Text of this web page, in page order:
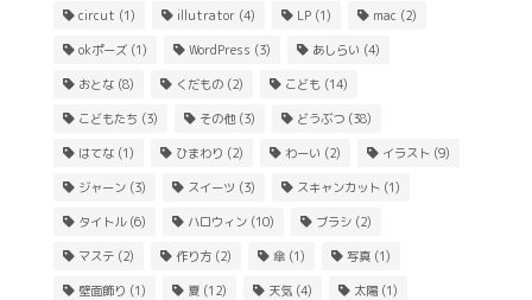
circut (1) illutrator (4) LP (1) mac (2)
okポーズ (1) WordPress (3) あしらい (4)
おとな (8) くだもの (2) こども (14)
こどもたち (3) その他(3) どうぶつ (38)
はてな (1) ひまわり (2) わーい (2) イラスト (9)
ジャーン (3) スイーツ (3) スキャンカット (1)
タイトル(6) ハロウィン (10) ブラシ (2)
マステ (2) 作り方 (2) 傘 (1) 写真 (1)
壁面飾り (1) 夏 (12) 天気 (4) 太陽(1)
About